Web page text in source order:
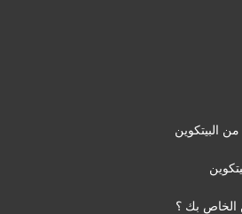
البيتكوين
الخاص بك ؟